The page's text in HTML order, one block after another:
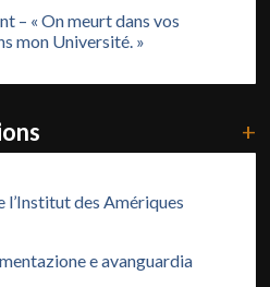
– « On meurt dans vos
mon Université. »
+
l’Institut des Amériques
e avanguardia